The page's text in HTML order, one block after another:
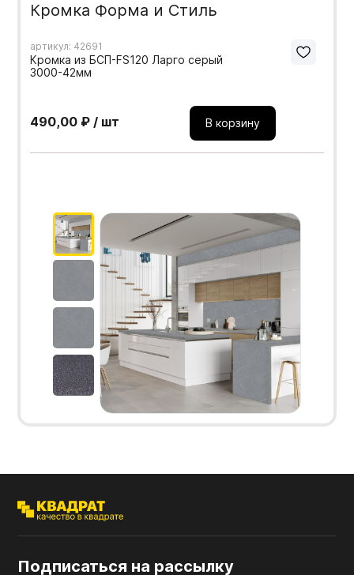
Кромка Форма и Стиль
артикул: 42691
Кромка из БСП-FS120 Ларго серый
3000-42мм
490,00 ₽ / шт В корзину
Подписаться на рассылку